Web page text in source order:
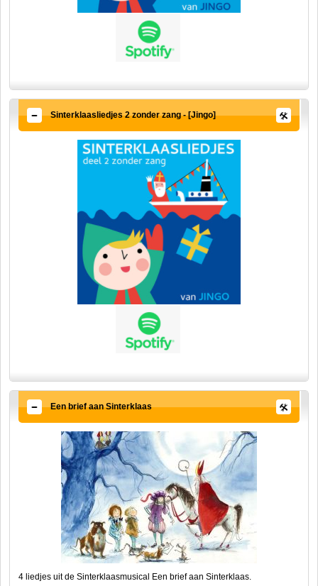
Sinterklaasliedjes 2 zonder zang - [Jingo]
Een brief aan Sinterklaas
4 liedjes uit de Sinterklaasmusical Een brief aan Sinterklaas.